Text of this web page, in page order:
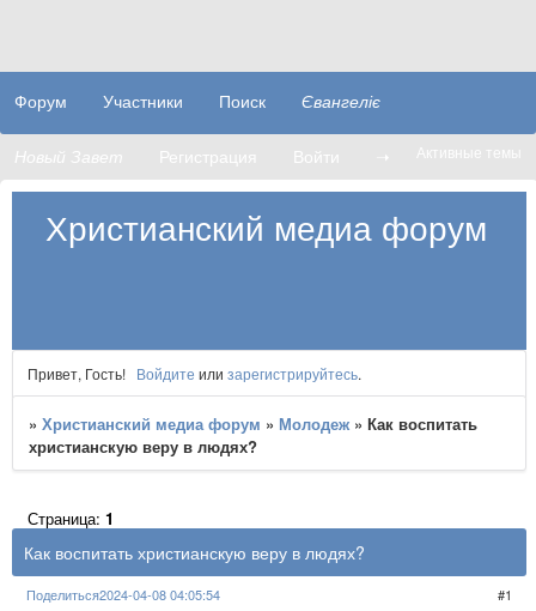
Христианский медиа форум
Форум Участники Поиск Євангеліє
Новый Завет Регистрация Войти ➝ Активные темы
Привет, Гость! Войдите или зарегистрируйтесь.
»Христианский медиа форум » Молодеж »Как воспитать
христианскую веру в людях?
Как воспитать христианскую веру в людях?
Страница:1
Поделиться 1
2024-04-08 04:05:54